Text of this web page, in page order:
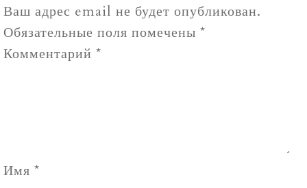
Ваш адрес email не будет опубликован.
Обязательные поля помечены *
Комментарий *
Имя *